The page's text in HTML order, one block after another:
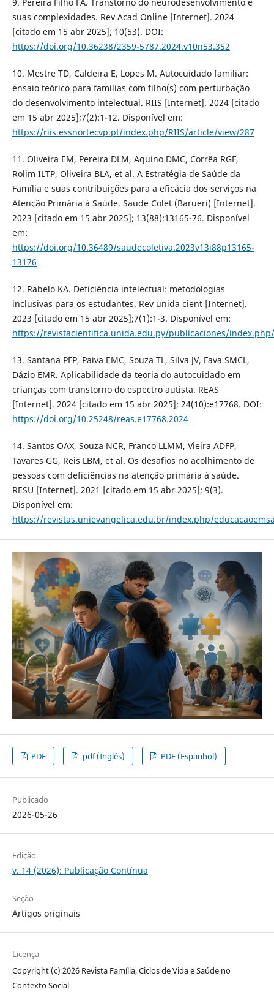
suas complexidades. Rev Acad Online [Internet]. 2024
[citado em 15 abr 2025]; 10(53). DOI:
https://doi.org/10.36238/2359-5787.2024.v10n53.352
10. Mestre TD, Caldeira E, Lopes M. Autocuidado familiar:
ensaio teórico para famílias com filho(s) com perturbação
do desenvolvimento intelectual. RIIS [Internet]. 2024 [citado
em 15 abr 2025];7(2):1-12. Disponível em:
https://riis.essnortecvp.pt/index.php/RIIS/article/view/287
11. Oliveira EM, Pereira DLM, Aquino DMC, Corrêa RGF,
Rolim ILTP, Oliveira BLA, et al. A Estratégia de Saúde da
Família e suas contribuições para a eficácia dos serviços na
Atenção Primária à Saúde. Saude Colet (Barueri) [Internet].
2023 [citado em 15 abr 2025]; 13(88):13165-76. Disponível
em:
https://doi.org/10.36489/saudecoletiva.2023v13i88p13165-
13176
12. Rabelo KA. Deficiência intelectual: metodologias
inclusivas para os estudantes. Rev unida cient [Internet].
2023 [citado em 15 abr 2025];7(1):1-3. Disponível em:
https://revistacientifica.unida.edu.py/publicaciones/
13. Santana PFP, Paiva EMC, Souza TL, Silva JV, Fava SMCL,
Dázio EMR. Aplicabilidade da teoria do autocuidado em
crianças com transtorno do espectro autista. REAS
[Internet]. 2024 [citado em 15 abr 2025]; 24(10):e17768. DOI:
https://doi.org/10.25248/reas.e17768.2024
14. Santos OAX, Souza NCR, Franco LLMM, Vieira ADFP,
Tavares GG, Reis LBM, et al. Os desafios no acolhimento de
pessoas com deficiências na atenção primária à saúde.
RESU [Internet]. 2021 [citado em 15 abr 2025]; 9(3).
Disponível em:
https://revistas.unievangelica.edu.br/index.php/
PDF pdf (Inglês) PDF (Espanhol)
Publicado
2026-05-26
Edição
v. 14 (2026): Publicação Contínua
Seção
Artigos originais
Licença
Copyright (c) 2026 Revista Família, Ciclos de Vida e Saúde no
Contexto Social